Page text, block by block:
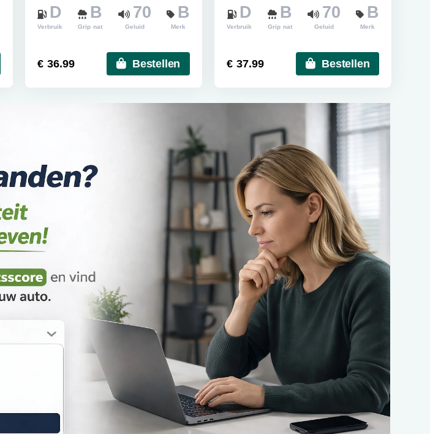
D
Verbruik
B
Grip nat
70
Geluid
B
Merk
€ 36.99 Bestellen
D
Verbruik
B
Grip nat
70
Geluid
B
Merk
€ 37.99 Bestellen